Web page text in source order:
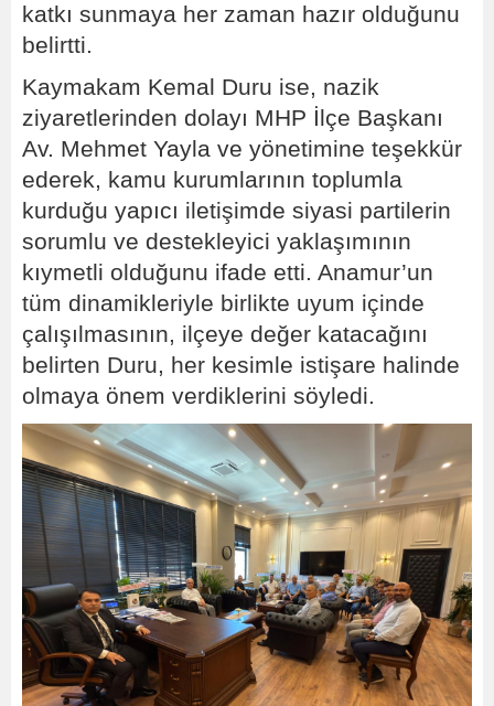
katkı sunmaya her zaman hazır olduğunu
belirtti.
Kaymakam Kemal Duru ise, nazik
ziyaretlerinden dolayı MHP İlçe Başkanı
Av. Mehmet Yayla ve yönetimine teşekkür
ederek, kamu kurumlarının toplumla
kurduğu yapıcı iletişimde siyasi partilerin
sorumlu ve destekleyici yaklaşımının
kıymetli olduğunu ifade etti. Anamur’un
tüm dinamikleriyle birlikte uyum içinde
çalışılmasının, ilçeye değer katacağını
belirten Duru, her kesimle istişare halinde
olmaya önem verdiklerini söyledi.